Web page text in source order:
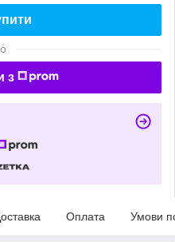
з
Оплата Умови